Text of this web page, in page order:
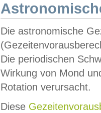
Die astronomische
Die periodischen
Wirkung von Mond
Rotation verursacht.
Diese